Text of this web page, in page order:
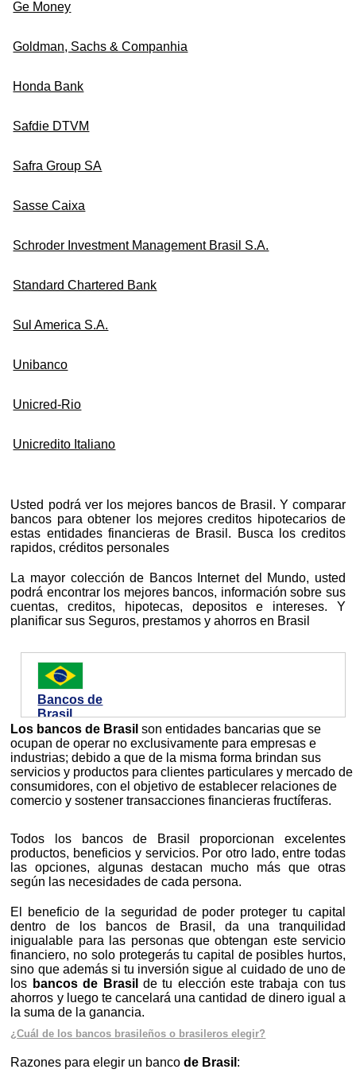
Ge Money
Goldman, Sachs & Companhia
Honda Bank
Safdie DTVM
Safra Group SA
Sasse Caixa
Schroder Investment Management Brasil S.A.
Standard Chartered Bank
Sul America S.A.
Unibanco
Unicred-Rio
Unicredito Italiano
Usted podrá ver los mejores bancos de Brasil. Y comparar
bancos para obtener los mejores creditos hipotecarios de
estas entidades financieras de Brasil. Busca los creditos
rapidos, créditos personales
La mayor colección de Bancos Internet del Mundo, usted
podrá encontrar los mejores bancos, información sobre sus
cuentas, creditos, hipotecas, depositos e intereses. Y
planificar sus Seguros, prestamos y ahorros en Brasil
Bancos de
Brasil
Los bancos de Brasil son entidades bancarias que se
ocupan de operar no exclusivamente para empresas e
industrias; debido a que de la misma forma brindan sus
servicios y productos para clientes particulares y mercado de
consumidores, con el objetivo de establecer relaciones de
comercio y sostener transacciones financieras fructíferas.
Todos los bancos de Brasil proporcionan excelentes
productos, beneficios y servicios. Por otro lado, entre todas
las opciones, algunas destacan mucho más que otras
según las necesidades de cada persona.
El beneficio de la seguridad de poder proteger tu capital
dentro de los bancos de Brasil, da una tranquilidad
inigualable para las personas que obtengan este servicio
financiero, no solo protegerás tu capital de posibles hurtos,
sino que además si tu inversión sigue al cuidado de uno de
los bancos de Brasil de tu elección este trabaja con tus
ahorros y luego te cancelará una cantidad de dinero igual a
la suma de la ganancia.
¿Cuál de los bancos brasileños o brasileros elegir?
Razones para elegir un bancode Brasil :